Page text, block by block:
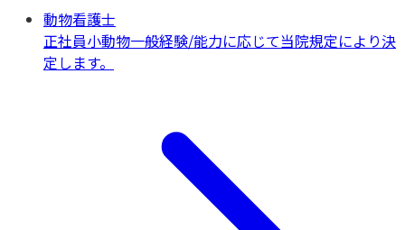
動物看護士
正社員小動物一般経験/能力に応じて当院規定により決
定します。